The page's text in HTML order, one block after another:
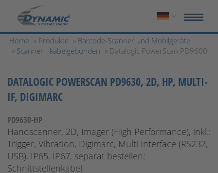
Home » Produkte » Barcode-Scanner und Mobilgeräte
» Scanner - kabelgebunden » Datalogic PowerScan PD9600
DATALOGIC POWERSCAN PD9630, 2D, HP, MULTI-
IF, DIGIMARC
PD9630-HP
Handscanner, 2D, Imager (High Performance), inkl.:
Trigger, Vibration, Digimarc, Multi Interface (RS232,
USB), IP65, IP67, separat bestellen:
Schnittstellenkabel